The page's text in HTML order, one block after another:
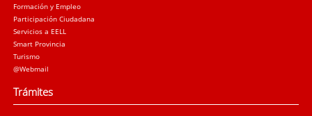
Formación y Empleo
Participación Ciudadana
Servicios a EELL
Smart Provincia
Turismo
@Webmail
Trámites